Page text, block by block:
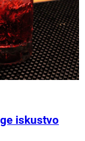
iskustvo